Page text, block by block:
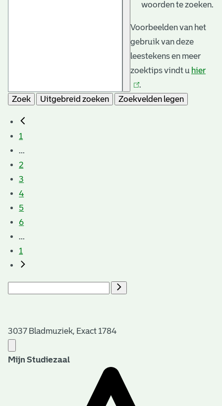
woorden te zoeken.
Voorbeelden van het
gebruik van deze
leestekens en meer
zoektips vindt u hier
.
Zoek
Uitgebreid zoeken Zoekvelden legen
1
...
2
3
4
5
6
...
1
3037 Bladmuziek, Exact 1784
Mijn Studiezaal